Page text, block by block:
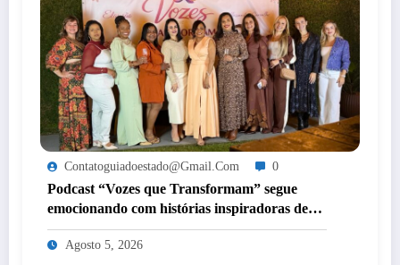
Contatoguiadoestado@gmail.com 0
Podcast “Vozes que Transformam” segue
emocionando com histórias inspiradoras de
mulheres de Itaperuna
Agosto 5, 2026